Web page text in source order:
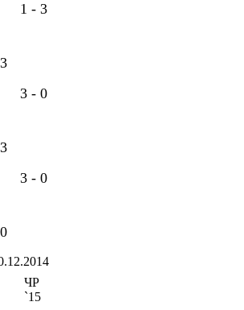
1 - 3
3 - 0
3 - 0
ЧР
`15